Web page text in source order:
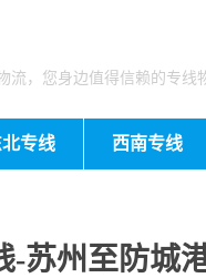
流，您身边值得信赖的专线
专线 西南专线
苏州至防城